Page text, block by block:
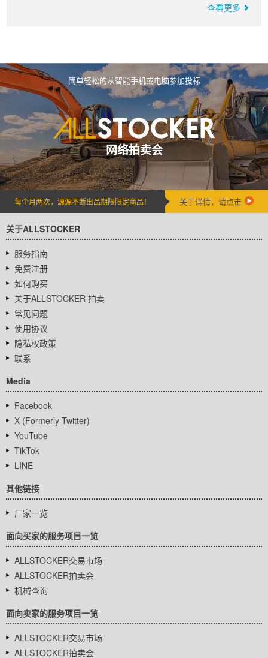
查看更多
简单轻松的从智能手机或电脑参加投标
网络拍卖会
每个月两次，源源不断出品期限限定商品！ 关于详情，请点击
关于ALLSTOCKER
服务指南
免费注册
如何购买
关于ALLSTOCKER 拍卖
常见问题
使用协议
隐私权政策
联系
Media
Facebook
X (Formerly Twitter)
YouTube
TikTok
LINE
其他链接
厂家一览
面向买家的服务项目一览
ALLSTOCKER交易市场
ALLSTOCKER拍卖会
机械查询
面向卖家的服务项目一览
ALLSTOCKER交易市场
ALLSTOCKER拍卖会